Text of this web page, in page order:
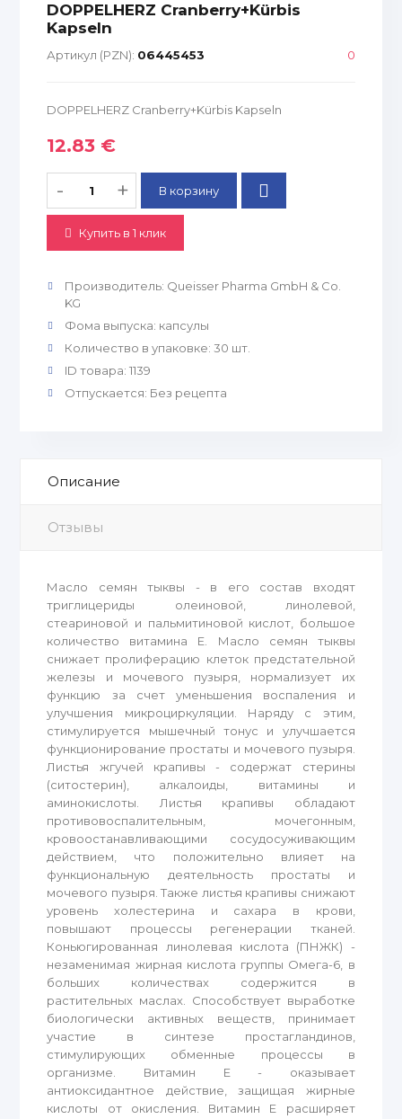
DOPPELHERZ Cranberry+Kürbis
Kapseln
Артикул (PZN): 06445453 0
DOPPELHERZ Cranberry+Kürbis Kapseln
12.83 €
- +
Купить в 1 клик
Производитель: Queisser Pharma GmbH & Co.
KG
Фома выпуска: капсулы
Количество в упаковке: 30 шт.
ID товара: 1139
Отпускается: Без рецепта
Описание
Отзывы
Масло семян тыквы - в его состав входят
триглицериды олеиновой, линолевой,
стеариновой и пальмитиновой кислот, большое
количество витамина Е. Масло семян тыквы
снижает пролиферацию клеток предстательной
железы и мочевого пузыря, нормализует их
функцию за счет уменьшения воспаления и
улучшения микроциркуляции. Наряду с этим,
стимулируется мышечный тонус и улучшается
функционирование простаты и мочевого пузыря.
Листья жгучей крапивы - содержат стерины
(ситостерин), алкалоиды, витамины и
аминокислоты. Листья крапивы обладают
противовоспалительным, мочегонным,
кровоостанавливающими сосудосуживающим
действием, что положительно влияет на
функциональную деятельность простаты и
мочевого пузыря. Также листья крапивы снижают
уровень холестерина и сахара в крови,
повышают процессы регенерации тканей.
Коньюгированная линолевая кислота (ПНЖК) -
незаменимая жирная кислота группы Омега-6, в
больших количествах содержится в
растительных маслах. Способствует выработке
биологически активных веществ, принимает
участие в синтезе простагландинов,
стимулирующих обменные процессы в
организме. Витамин Е - оказывает
антиоксидантное действие, защищая жирные
кислоты от окисления. Витамин Е расширяет